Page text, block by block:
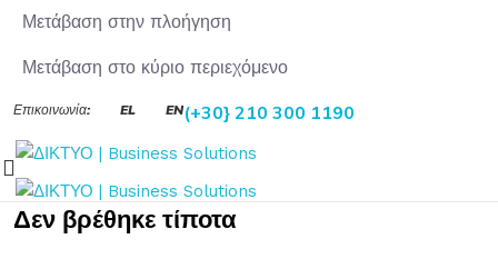
Μετάβαση στην πλοήγηση
Μετάβαση στο κύριο περιεχόμενο
Επικοινωνία: EL EN(+30} 210 300 1190
Δεν βρέθηκε τίποτα